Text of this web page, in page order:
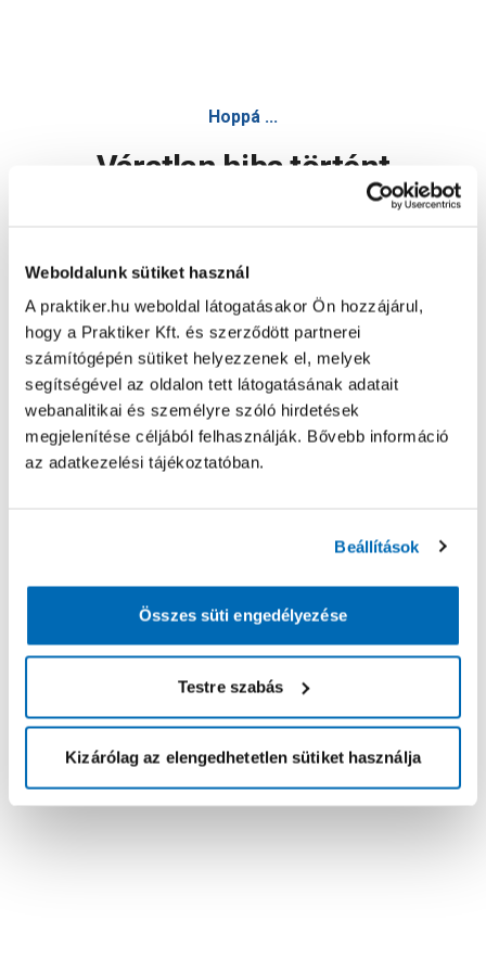
Weboldalunk sütiket használ
A praktiker.hu weboldal látogatásakor Ön hozzájárul,
hogy a Praktiker Kft. és szerződött partnerei
számítógépén sütiket helyezzenek el, melyek
segítségével az oldalon tett látogatásának adatait
webanalitikai és személyre szóló hirdetések
megjelenítése céljából felhasználják. Bővebb információ
az adatkezelési tájékoztatóban.
Beállítások
Összes süti engedélyezése
Testre szabás
Kizárólag az elengedhetetlen sütiket használja
Hoppá ...
Váratlan hiba történt
Oldal újratöltése